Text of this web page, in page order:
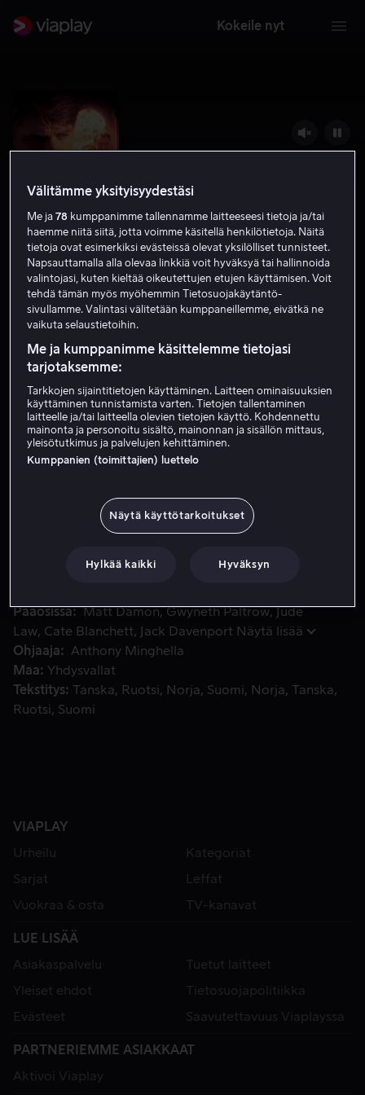
Kokeile nyt
The Talented Mr. Ripley
Draama Rikoselokuvat
HD
Vuokraa 3,99 €
Osta 10,99 €
Keskinkertainen Tom Ripley palkataan etsimään
Keskinkertainen Tom Ripley palkataan etsimään
äveriään suvun poika Dickie Italiasta. Tom huomaa
Dickien luksuselämään.
Pääosissa Matt Damon Gwyneth Paltrow Jude
Law
Cate Blanchett Jack Davenport Näytä lisää
Ohjaaja
Anthony Minghella
Maa
Yhdysvallat
Tekstitys
Tanska Ruotsi Norja Suomi Norja
Tanska
Ruotsi
Suomi
VIAPLAY
Urheilu
Kategoriat
Sarjat
Leffat
Vuokraa & osta
TV-kanavat
LUE LISÄÄ
Asiakaspalvelu
Tuetut laitteet
Yleiset ehdot
Tietosuojapolitiikka
Evästeet
Saavutettavuus Viaplayssa
PARTNERIEMME ASIAKKAAT
Aktivoi Viaplay
Välitämme yksityisyydestäsi
Me ja78 kumppanimme tallennamme laitteeseesi tietoja ja/tai
haemme niitä siitä, jotta voimme käsitellä henkilötietoja. Näitä
tietoja ovat esimerkiksi evästeissä olevat yksilölliset tunnisteet.
Napsauttamalla alla olevaa linkkiä voit hyväksyä tai hallinnoida
valintojasi, kuten kieltää oikeutettujen etujen käyttämisen. Voit
tehdä tämän myös myöhemmin Tietosuojakäytäntö-
sivullamme. Valintasi välitetään kumppaneillemme, eivätkä ne
vaikuta selaustietoihin.
Me ja kumppanimme käsittelemme tietojasi
tarjotaksemme:
Tarkkojen sijaintitietojen käyttäminen. Laitteen ominaisuuksien
käyttäminen tunnistamista varten. Tietojen tallentaminen
laitteelle ja/tai laitteella olevien tietojen käyttö. Kohdennettu
mainonta ja personoitu sisältö, mainonnan ja sisällön mittaus,
yleisötutkimus ja palvelujen kehittäminen.
Kumppanien (toimittajien) luettelo
Näytä käyttötarkoitukset
Hylkää kaikki Hyväksyn